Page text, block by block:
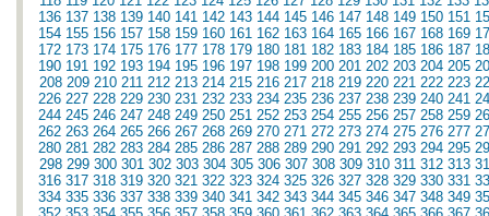
136 137 138 139 140 141 142 143 144 145 146 147 148 149 150 151
154 155 156 157 158 159 160 161 162 163 164 165 166 167 168 169
172 173 174 175 176 177 178 179 180 181 182 183 184 185 186 187
190 191 192 193 194 195 196 197 198 199 200 201 202 203 204 205
208 209 210 211 212 213 214 215 216 217 218 219 220 221 222 223
226 227 228 229 230 231 232 233 234 235 236 237 238 239 240 241
244 245 246 247 248 249 250 251 252 253 254 255 256 257 258 259
262 263 264 265 266 267 268 269 270 271 272 273 274 275 276 277
280 281 282 283 284 285 286 287 288 289 290 291 292 293 294 295
298 299 300 301 302 303 304 305 306 307 308 309 310 311 312 313
316 317 318 319 320 321 322 323 324 325 326 327 328 329 330 331
334 335 336 337 338 339 340 341 342 343 344 345 346 347 348 349